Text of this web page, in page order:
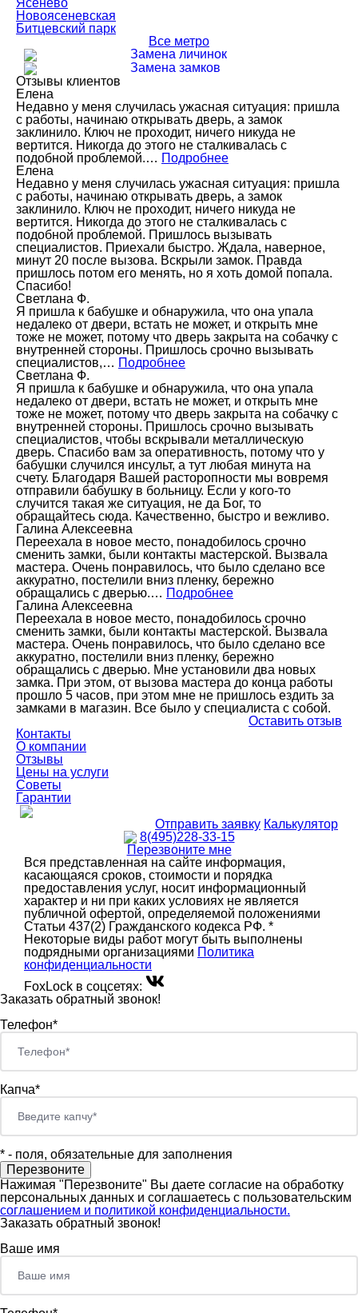
Ясенево
Новоясеневская
Битцевский парк
Все метро
Замена личинок
Замена замков
Отзывы клиентов
Елена
Недавно у меня случилась ужасная ситуация: пришла
с работы, начинаю открывать дверь, а замок
заклинило. Ключ не проходит, ничего никуда не
вертится. Никогда до этого не сталкивалась с
подобной проблемой.… Подробнее
Елена
Недавно у меня случилась ужасная ситуация: пришла
с работы, начинаю открывать дверь, а замок
заклинило. Ключ не проходит, ничего никуда не
вертится. Никогда до этого не сталкивалась с
подобной проблемой. Пришлось вызывать
специалистов. Приехали быстро. Ждала, наверное,
минут 20 после вызова. Вскрыли замок. Правда
пришлось потом его менять, но я хоть домой попала.
Спасибо!
Светлана Ф.
Я пришла к бабушке и обнаружила, что она упала
недалеко от двери, встать не может, и открыть мне
тоже не может, потому что дверь закрыта на собачку с
внутренней стороны. Пришлось срочно вызывать
специалистов,… Подробнее
Светлана Ф.
Я пришла к бабушке и обнаружила, что она упала
недалеко от двери, встать не может, и открыть мне
тоже не может, потому что дверь закрыта на собачку с
внутренней стороны. Пришлось срочно вызывать
специалистов, чтобы вскрывали металлическую
дверь. Спасибо вам за оперативность, потому что у
бабушки случился инсульт, а тут любая минута на
счету. Благодаря Вашей расторопности мы вовремя
отправили бабушку в больницу. Если у кого-то
случится такая же ситуация, не да Бог, то
обращайтесь сюда. Качественно, быстро и вежливо.
Галина Алексеевна
Переехала в новое место, понадобилось срочно
сменить замки, были контакты мастерской. Вызвала
мастера. Очень понравилось, что было сделано все
аккуратно, постелили вниз пленку, бережно
обращались с дверью.… Подробнее
Галина Алексеевна
Переехала в новое место, понадобилось срочно
сменить замки, были контакты мастерской. Вызвала
мастера. Очень понравилось, что было сделано все
аккуратно, постелили вниз пленку, бережно
обращались с дверью. Мне установили два новых
замка. При этом, от вызова мастера до конца работы
прошло 5 часов, при этом мне не пришлось ездить за
замками в магазин. Все было у специалиста с собой.
Оставить отзыв
Контакты
О компании
Отзывы
Цены на услуги
Советы
Гарантии
Отправить заявку Калькулятор
8(495)228-33-15
Перезвоните мне
Вся представленная на сайте информация,
касающаяся сроков, стоимости и порядка
предоставления услуг, носит информационный
характер и ни при каких условиях не является
публичной офертой, определяемой положениями
Статьи 437(2) Гражданского кодекса РФ. *
Некоторые виды работ могут быть выполнены
подрядными организациями Политика
конфиденциальности
FoxLock в соцсетях:
Заказать обратный звонок!
Телефон*
Капча*
* - поля, обязательные для заполнения
Нажимая "Перезвоните" Вы даете согласие на обработку
персональных данных и соглашаетесь c пользовательским
соглашением и политикой конфиденциальности.
Заказать обратный звонок!
Ваше имя